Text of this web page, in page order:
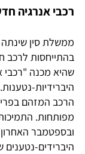
רכבי אנרגיה
ממשלת סין
בהתייחסות לרכב
שהיא מכנה "רכבי
היברידיות-
הרכב המזהם
מפותחות.
ובספטמבר האחרון
היברידים-נטענים שהיוו כ-20%